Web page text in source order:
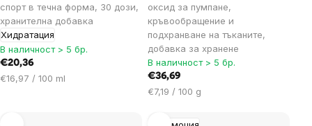
спорт в течна форма, 30 дози,
хранителна добавка
Хидратация
В наличност > 5 бр.
€20,36
Цена
€16,97 / 100 ml
оксид за пумпане,
кръвообращение и
подхранване на тъканите,
добавка за хранене
В наличност > 5 бр.
€36,69
Цена
мярка:
€7,19 / 100 g